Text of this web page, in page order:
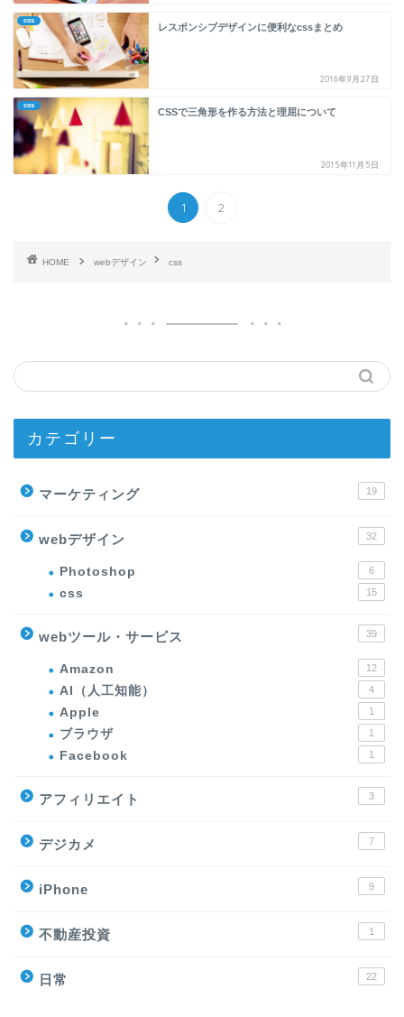
css
レスポンシブデザインに便利なcssまとめ
2016年9月27日
css
CSSで三角形を作る方法と理屈について
2015年11月5日
1 2
HOME webデザイン css
カテゴリー
マーケティング 19
webデザイン 32
Photoshop 6
css 15
webツール・サービス 39
Amazon 12
AI（人工知能） 4
Apple 1
ブラウザ 1
Facebook 1
アフィリエイト 3
デジカメ 7
iPhone 9
不動産投資 1
日常 22